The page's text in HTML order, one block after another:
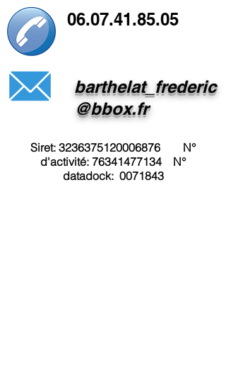
06.07.41.85.05
barthelat_frederic
@bbox.fr
Siret: 3236375120006876 N°
d'activité: 76341477134 N°
datadock: 0071843